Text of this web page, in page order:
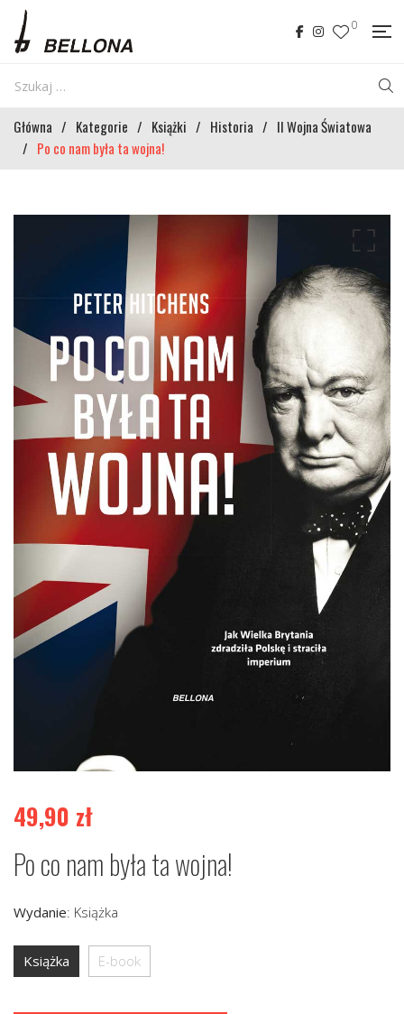
0
Główna / Kategorie / Książki / Historia / II Wojna Światowa
/ Po co nam była ta wojna!
49,90 zł
Po co nam była ta wojna!
Wydanie: Książka
Książka E-book